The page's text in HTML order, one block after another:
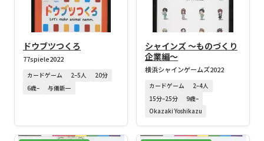
ドウブツつくろ
77spiele2022
カードゲーム 2–5人
20分
6歳–
与儀新一
シャインズ ～ものづくり
企業編～
横浜シャインゲームズ2022
カードゲーム
2–4人
15分–25分
9歳–
Okazaki Yoshikazu